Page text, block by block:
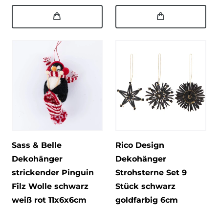
Sass & Belle
Dekohänger
strickender Pinguin
Filz Wolle schwarz
weiß rot 11x6x6cm
Rico Design
Dekohänger
Strohsterne Set 9
Stück schwarz
goldfarbig 6cm